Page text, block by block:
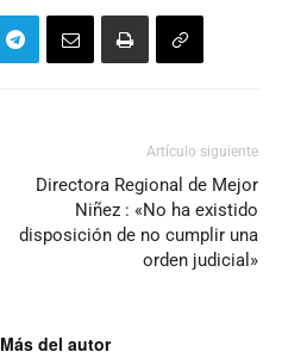
Artículo siguiente
Directora Regional de Mejor
Niñez : «No ha existido
disposición de no cumplir una
orden judicial»
Más del autor